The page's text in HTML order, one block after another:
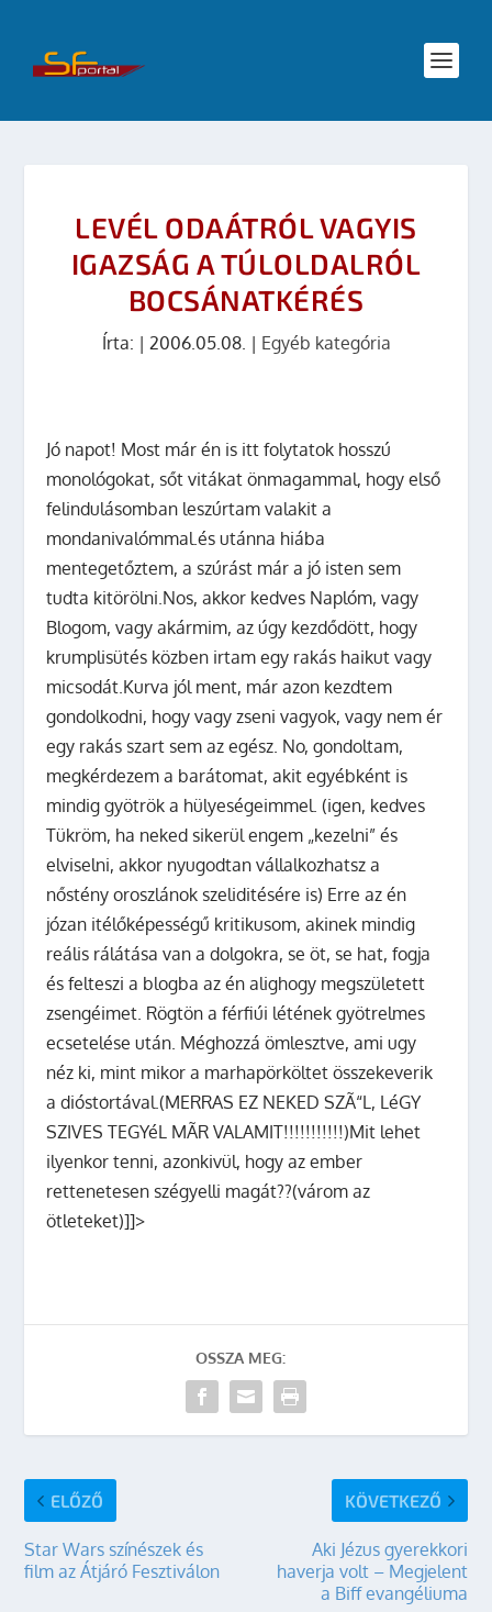
LEVÉL ODAÁTRÓL VAGYIS
IGAZSÁG A TÚLOLDALRÓL
BOCSÁNATKÉRÉS
Írta: | 2006.05.08. | Egyéb kategória
Jó napot! Most már én is itt folytatok hosszú
monológokat, sőt vitákat önmagammal, hogy első
felindulásomban leszúrtam valakit a
mondanivalómmal.és utánna hiába
mentegetőztem, a szúrást már a jó isten sem
tudta kitörölni.Nos, akkor kedves Naplóm, vagy
Blogom, vagy akármim, az úgy kezdődött, hogy
krumplisütés közben irtam egy rakás haikut vagy
micsodát.Kurva jól ment, már azon kezdtem
gondolkodni, hogy vagy zseni vagyok, vagy nem ér
egy rakás szart sem az egész. No, gondoltam,
megkérdezem a barátomat, akit egyébként is
mindig gyötrök a hülyeségeimmel. (igen, kedves
Tükröm, ha neked sikerül engem „kezelni” és
elviselni, akkor nyugodtan vállalkozhatsz a
nőstény oroszlánok szeliditésére is) Erre az én
józan itélőképességű kritikusom, akinek mindig
reális rálátása van a dolgokra, se öt, se hat, fogja
és felteszi a blogba az én alighogy megszületett
zsengéimet. Rögtön a férfiúi létének gyötrelmes
ecsetelése után. Méghozzá ömlesztve, ami ugy
néz ki, mint mikor a marhapörköltet összekeverik
a dióstortával.(MERRAS EZ NEKED SZÃ“L, LéGY
SZIVES TEGYéL MÃR VALAMIT!!!!!!!!!!!)Mit lehet
ilyenkor tenni, azonkivül, hogy az ember
rettenetesen szégyelli magát??(várom az
ötleteket)]]>
OSSZA MEG:
ELŐZŐ
Star Wars színészek és
film az Átjáró Fesztiválon
KÖVETKEZŐ
Aki Jézus gyerekkori
haverja volt – Megjelent
a Biff evangéliuma